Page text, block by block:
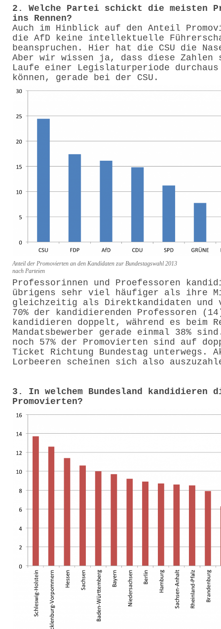
2. Welche Partei schickt die meisten
ins Rennen?
Auch im Hinblick auf den Anteil
die AfD keine intellektuelle
beanspruchen. Hier hat die CSU die
Aber wir wissen ja, dass diese Zahlen
Laufe einer Legislaturperiode durchaus
können, gerade bei der CSU.
Anteil der Promovierten an den Kandidaten zur Bundestagswahl 2013
nach Parteien
Professorinnen und Proefessoren
übrigens sehr viel häufiger als ihre
gleichzeitig als Direktkandidaten
70% der kandidierenden Professoren
kandidieren doppelt, während es beim
Mandatsbewerber gerade einmal 38%
noch 57% der Promovierten sind auf
Ticket Richtung Bundestag unterwegs.
Lorbeeren scheinen sich also
3. In welchem Bundesland kandidieren
Promovierten?